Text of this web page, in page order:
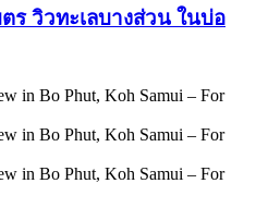
ร วิวทะเลบางส่วน ในบ่อ